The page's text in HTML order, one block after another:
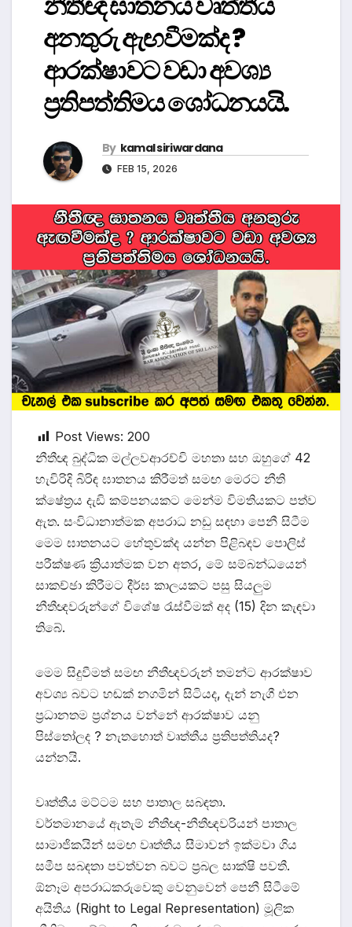
අනතුරු ඇඟවීමක්ද ?
ආරක්ෂාවට වඩා අවශ්‍ය
ප්‍රතිපත්තිමය ශෝධනයයි.
By kamal siriwardana
FEB 15, 2026
Post Views: 200
නීතීඥ බුද්ධික මල්ලවආරච්චි මහතා සහ ඔහුගේ 42
හැවිරිදි බිරිඳ ඝාතනය කිරීමත් සමඟ මෙරට නීති
ක්ෂේත්‍රය දැඩි කම්පනයකට මෙන්ම විමතියකට පත්ව
ඇත. සංවිධානාත්මක අපරාධ නඩු සඳහා පෙනී සිටීම
මෙම ඝාතනයට හේතුවක්ද යන්න පිළිබඳව පොලිස්
පරීක්ෂණ ක්‍රියාත්මක වන අතර, මේ සම්බන්ධයෙන්
සාකච්ඡා කිරීමට දීර්ඝ කාලයකට පසු සියලුම
නීතීඥවරුන්ගේ විශේෂ රැස්වීමක් අද (15) දින කැඳවා
තිබේ.
මෙම සිදුවීමත් සමඟ නීතීඥවරුන් තමන්ට ආරක්ෂාව
අවශ්‍ය බවට හඬක් නගමින් සිටියද, දැන් නැගී එන
ප්‍රධානතම ප්‍රශ්නය වන්නේ ආරක්ෂාව යනු
පිස්තෝලද ? නැතහොත් වෘත්තීය ප්‍රතිපත්තියද?
යන්නයි.
වෘත්තීය මට්ටම සහ පාතාල සබඳතා.
වර්තමානයේ ඇතැම් නීතීඥ-නීතීඥවරියන් පාතාල
සාමාජිකයින් සමඟ වෘත්තීය සීමාවන් ඉක්මවා ගිය
සමීප සබඳතා පවත්වන බවට ප්‍රබල සාක්ෂි පවතී.
ඕනෑම අපරාධකරුවෙකු වෙනුවෙන් පෙනී සිටීමේ
අයිතිය (Right to Legal Representation) මූලික